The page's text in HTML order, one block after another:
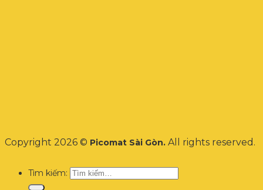
Copyright 2026 © Picomat Sài Gòn. All rights reserved.
Tìm kiếm: